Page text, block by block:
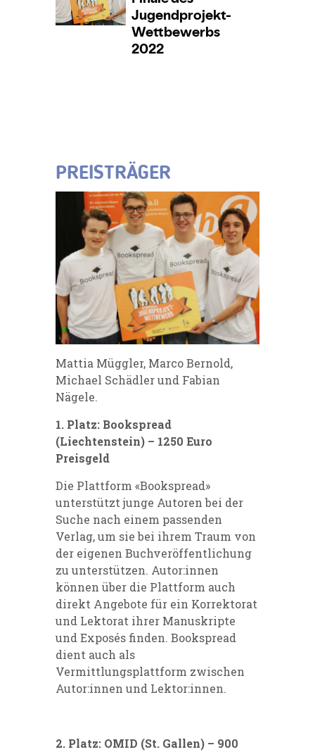
PREISTRÄGER
Mattia Müggler, Marco Bernold,
Michael Schädler und Fabian
Nägele.
1. Platz: Bookspread
(Liechtenstein) – 1250 Euro
Preisgeld
Die Plattform «Bookspread»
unterstützt junge Autoren bei der
Suche nach einem passenden
Verlag, um sie bei ihrem Traum von
der eigenen Buchveröffentlichung
zu unterstützen. Autor:innen
können über die Plattform auch
direkt Angebote für ein Korrektorat
und Lektorat ihrer Manuskripte
und Exposés finden. Bookspread
dient auch als
Vermittlungsplattform zwischen
Autor:innen und Lektor:innen.
2. Platz: OMID (St. Gallen) – 900